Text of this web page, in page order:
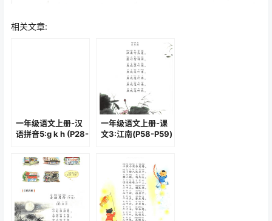
相关文章:
一年级语文上册-汉
语拼音5:g k h (P28-
一年级语文上册-课
文3:江南(P58-P59)